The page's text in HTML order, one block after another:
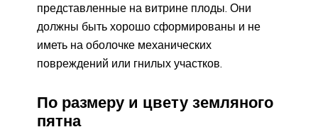
представленные на витрине плоды. Они
должны быть хорошо сформированы и не
иметь на оболочке механических
повреждений или гнилых участков.
По размеру и цвету земляного
пятна